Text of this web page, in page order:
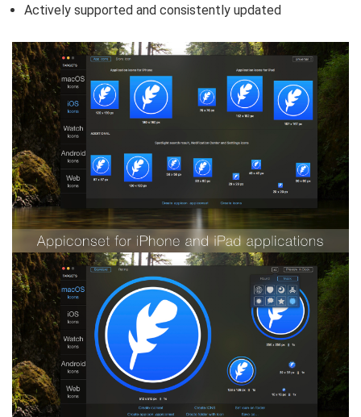
Actively supported and consistently updated